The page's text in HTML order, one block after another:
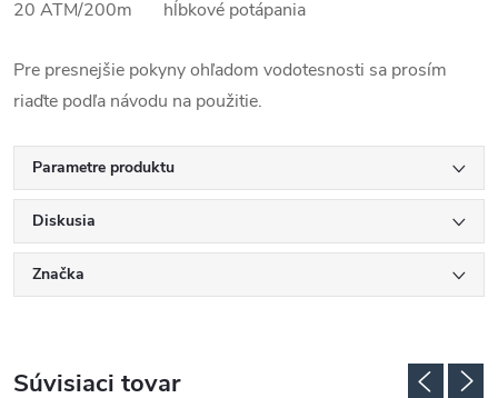
20 ATM/200m hĺbkové potápania
Pre presnejšie pokyny ohľadom vodotesnosti sa prosím
riaďte podľa návodu na použitie.
Parametre produktu
Diskusia
Značka
Súvisiaci tovar